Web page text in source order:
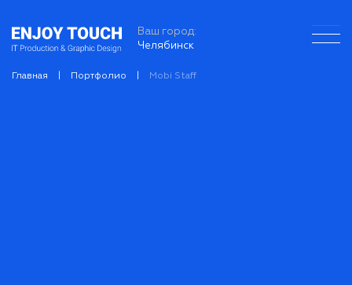
Ваш город:
Челябинск
Главная Портфолио Mobi Staff